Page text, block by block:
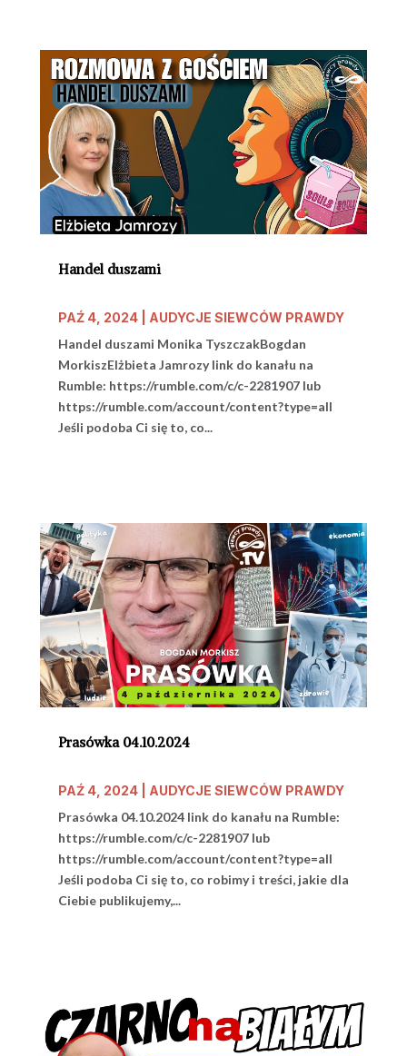
Handel duszami
PAŹ 4, 2024| AUDYCJE SIEWCÓW PRAWDY
Handel duszami Monika TyszczakBogdan
MorkiszElżbieta Jamrozy link do kanału na
Rumble: https://rumble.com/c/c-2281907 lub
https://rumble.com/account/content?type=all
Jeśli podoba Ci się to, co...
Prasówka 04.10.2024
PAŹ 4, 2024| AUDYCJE SIEWCÓW PRAWDY
Prasówka 04.10.2024 link do kanału na Rumble:
https://rumble.com/c/c-2281907 lub
https://rumble.com/account/content?type=all
Jeśli podoba Ci się to, co robimy i treści, jakie dla
Ciebie publikujemy,...